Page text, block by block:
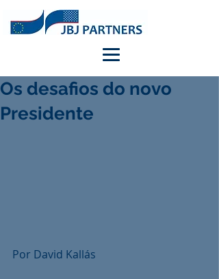
Os desafios do novo
Presidente
Por David Kallás